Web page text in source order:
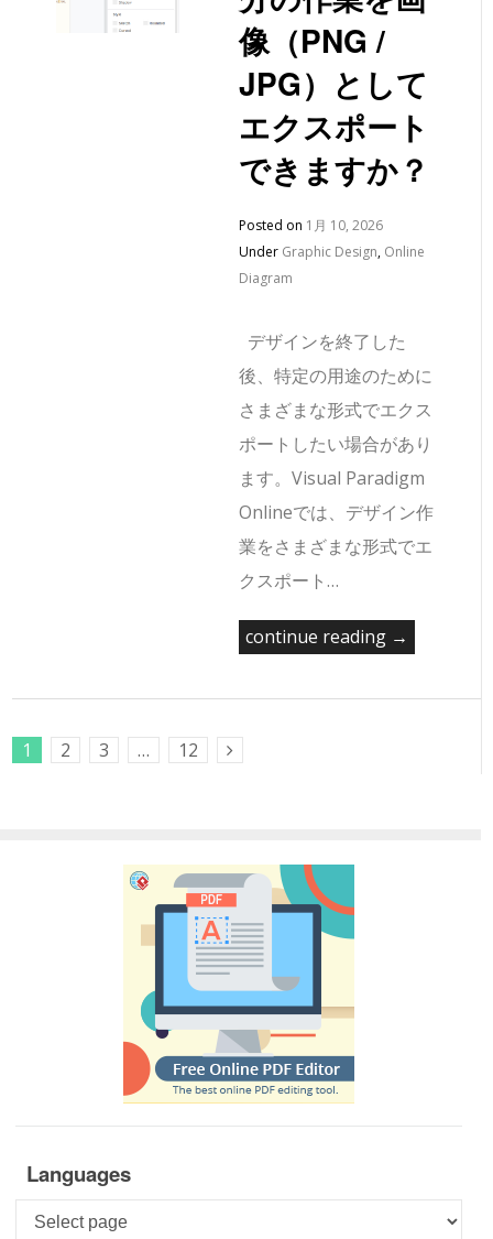
像（PNG /
JPG）として
エクスポート
できますか？
Posted on 1月 10, 2026
Under Graphic Design, Online
Diagram
デザインを終了した
後、特定の用途のために
さまざまな形式でエクス
ポートしたい場合があり
ます。Visual Paradigm
Onlineでは、デザイン作
業をさまざまな形式でエ
クスポート…
continue reading →
1 2 3 …
12
Languages
Languages